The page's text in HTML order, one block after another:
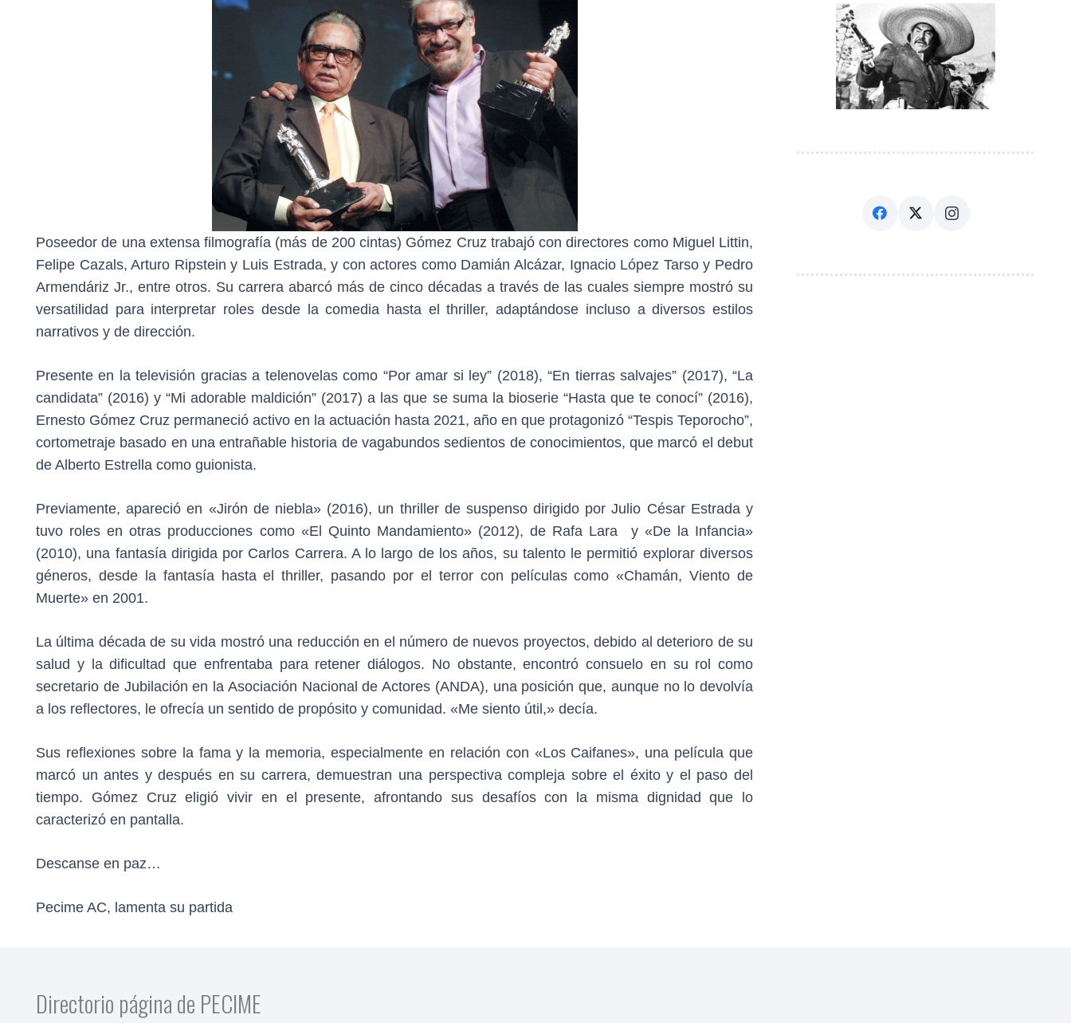
Poseedor de una extensa filmografía (más de 200 cintas) Gómez Cruz trabajó con directores como Miguel Littin,
Felipe Cazals, Arturo Ripstein y Luis Estrada, y con actores como Damián Alcázar, Ignacio López Tarso y Pedro
Armendáriz Jr., entre otros. Su carrera abarcó más de cinco décadas a través de las cuales siempre mostró su
versatilidad para interpretar roles desde la comedia hasta el thriller, adaptándose incluso a diversos estilos
narrativos y de dirección.
Presente en la televisión gracias a telenovelas como “Por amar si ley” (2018), “En tierras salvajes” (2017), “La
candidata” (2016) y “Mi adorable maldición” (2017) a las que se suma la bioserie “Hasta que te conocí” (2016),
Ernesto Gómez Cruz permaneció activo en la actuación hasta 2021, año en que protagonizó “Tespis Teporocho”,
cortometraje basado en una entrañable historia de vagabundos sedientos de conocimientos, que marcó el debut
de Alberto Estrella como guionista.
Previamente, apareció en «Jirón de niebla» (2016), un thriller de suspenso dirigido por Julio César Estrada y
tuvo roles en otras producciones como «El Quinto Mandamiento» (2012), de Rafa Lara y «De la Infancia»
(2010), una fantasía dirigida por Carlos Carrera. A lo largo de los años, su talento le permitió explorar diversos
géneros, desde la fantasía hasta el thriller, pasando por el terror con películas como «Chamán, Viento de
Muerte» en 2001​​.
La última década de su vida mostró una reducción en el número de nuevos proyectos, debido al deterioro de su
salud y la dificultad que enfrentaba para retener diálogos. No obstante, encontró consuelo en su rol como
secretario de Jubilación en la Asociación Nacional de Actores (ANDA), una posición que, aunque no lo devolvía
a los reflectores, le ofrecía un sentido de propósito y comunidad. «Me siento útil,» decía.
Sus reflexiones sobre la fama y la memoria, especialmente en relación con «Los Caifanes», una película que
marcó un antes y después en su carrera, demuestran una perspectiva compleja sobre el éxito y el paso del
tiempo. Gómez Cruz eligió vivir en el presente, afrontando sus desafíos con la misma dignidad que lo
caracterizó en pantalla.
Descanse en paz…
Pecime AC, lamenta su partida
Directorio página de PECIME